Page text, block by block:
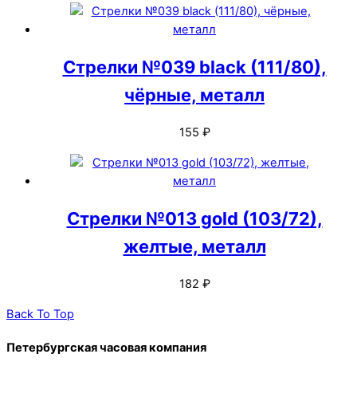
Стрелки №039 black (111/80),
чёрные, металл
155 ₽
Стрелки №013 gold (103/72),
желтые, металл
182 ₽
Back To Top
Петербургская часовая компания